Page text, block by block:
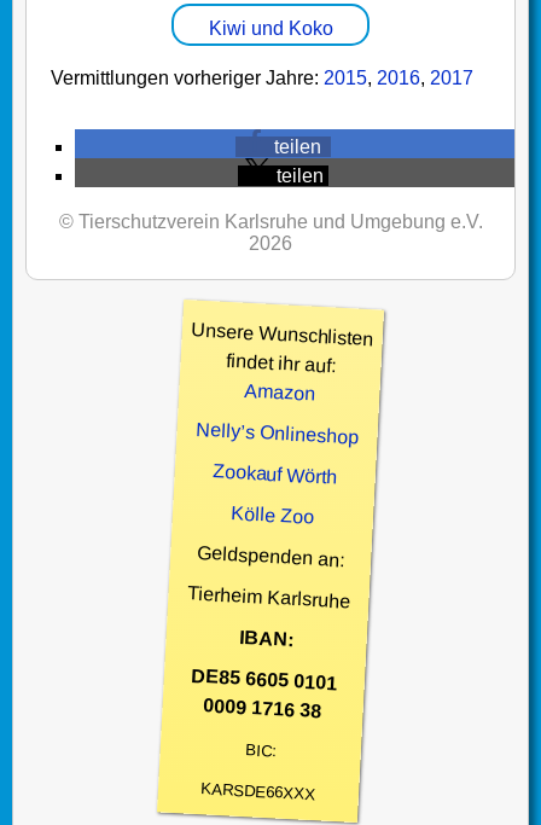
Kiwi und Koko
Vermittlungen vorheriger Jahre: 2015, 2016, 2017
teilen
teilen
© Tierschutzverein Karlsruhe und Umgebung e.V.
2026
Unsere Wunschlisten
findet ihr auf:
Amazon
Nelly’s Onlineshop
Zookauf Wörth
Kölle Zoo
Geldspenden an:
Tierheim Karlsruhe
IBAN:
DE85 6605 0101
0009 1716 38
BIC:
KARSDE66XXX